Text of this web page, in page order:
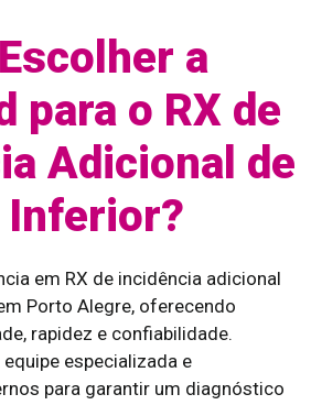
a
para o RX de
Adicional de
Inferior?
em RX de incidência adicional
Porto Alegre, oferecendo
rapidez e confiabilidade.
especializada e
para garantir um diagnóstico